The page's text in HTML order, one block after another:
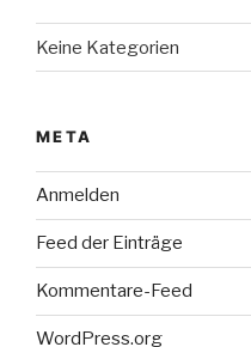
Keine Kategorien
META
Anmelden
Feed der Einträge
Kommentare-Feed
WordPress.org